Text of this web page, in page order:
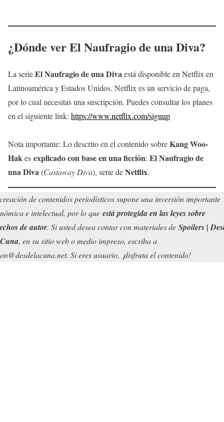
¿Dónde verEl Naufragio de una Diva?
La serieEl Naufragio de una Divaestá disponible en Netflix en
Latinoamérica y Estados Unidos. Netflix es un servicio de paga,
por lo cual necesitas una suscripción. Puedes consultar los planes
en el siguiente link: https://www.netflix.com/signup
Nota importante: Lo descrito en el contenido sobreKang Woo-
Hakes explicado con base en una ficción: El Naufragio de
una Diva(Castaway Diva), serie deNetflix.
de contenidos periodísticos supone una inversión importante
e intelectual, por lo que está protegida en las leyes sobre
de autor. Si usted desea contar con materiales de Spoilers |
, en su sitio web o medio impreso, escriba a
Si eres usuario, ¡disfruta el contenido!